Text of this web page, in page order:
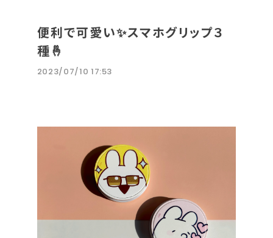
便利で可愛い✨スマホグリップ３
種🤞
2023/07/10 17:53